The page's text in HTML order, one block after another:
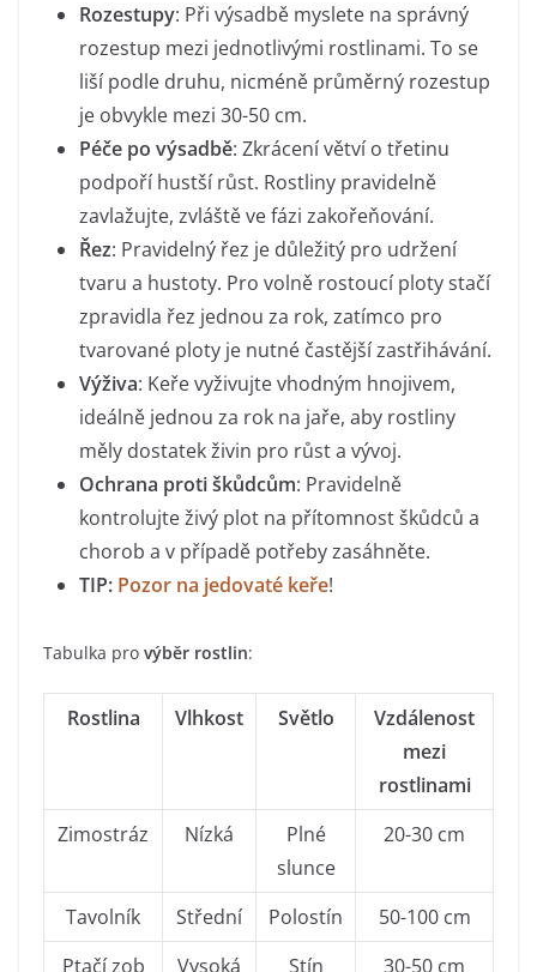
Rozestupy: Při výsadbě myslete na správný
rozestup mezi jednotlivými rostlinami. To se
liší podle druhu, nicméně průměrný rozestup
je obvykle mezi 30-50 cm.
Péče po výsadbě: Zkrácení větví o třetinu
podpoří hustší růst. Rostliny pravidelně
zavlažujte, zvláště ve fázi zakořeňování.
Řez: Pravidelný řez je důležitý pro udržení
tvaru a hustoty. Pro volně rostoucí ploty stačí
zpravidla řez jednou za rok, zatímco pro
tvarované ploty je nutné častější zastřihávání.
Výživa: Keře vyživujte vhodným hnojivem,
ideálně jednou za rok na jaře, aby rostliny
měly dostatek živin pro růst a vývoj.
Ochrana proti škůdcům: Pravidelně
kontrolujte živý plot na přítomnost škůdců a
chorob a v případě potřeby zasáhněte.
TIP: Pozor na jedovaté keře!
Tabulka pro výběr rostlin:
Rostlina Vlhkost Světlo
Vzdálenost
mezi
rostlinami
Zimostráz
Nízká
Plné
slunce
20-30 cm
Tavolník Střední Polostín
50-100 cm
Ptačí zob
Vysoká Stín 30-50 cm